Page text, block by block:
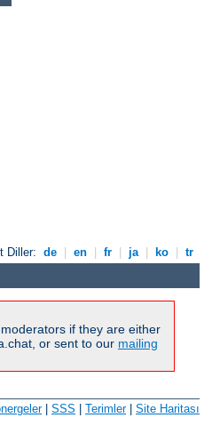
Diller: de en fr ja ko tr
if they are either
or sent to our mailing
| SSS Terimler| Site Haritası